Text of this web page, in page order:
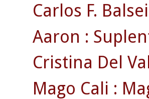
Carlos F.
Aaron :
Cristina Del
Mago Cali :